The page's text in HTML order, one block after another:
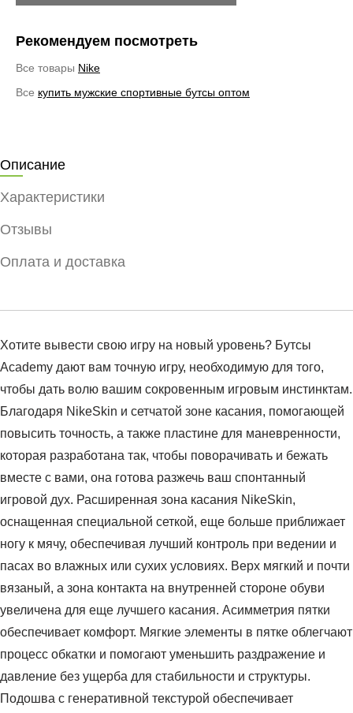
Рекомендуем посмотреть
Все товары Nike
Все купить мужские спортивные бутсы оптом
Описание
Характеристики
Отзывы
Оплата и доставка
Хотите вывести свою игру на новый уровень? Бутсы
Academy дают вам точную игру, необходимую для того,
чтобы дать волю вашим сокровенным игровым инстинктам.
Благодаря NikeSkin и сетчатой ​​зоне касания, помогающей
повысить точность, а также пластине для маневренности,
которая разработана так, чтобы поворачивать и бежать
вместе с вами, она готова разжечь ваш спонтанный
игровой дух. Расширенная зона касания NikeSkin,
оснащенная специальной сеткой, еще больше приближает
ногу к мячу, обеспечивая лучший контроль при ведении и
пасах во влажных или сухих условиях. Верх мягкий и почти
вязаный, а зона контакта на внутренней стороне обуви
увеличена для еще лучшего касания. Асимметрия пятки
обеспечивает комфорт. Мягкие элементы в пятке облегчают
процесс обкатки и помогают уменьшить раздражение и
давление без ущерба для стабильности и структуры.
Подошва с генеративной текстурой обеспечивает